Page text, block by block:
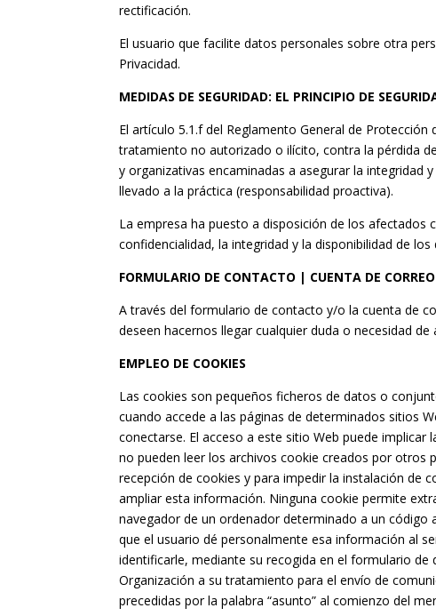
rectificación.
El usuario que facilite datos personales sobre otra
Privacidad.
MEDIDAS DE SEGURIDAD: EL PRINCIPIO DE
El artículo 5.1.f del Reglamento General de
tratamiento no autorizado o ilícito, contra la pérdida
y organizativas encaminadas a asegurar la integridad
llevado a la práctica (responsabilidad proactiva).
La empresa ha puesto a disposición de los afectados
confidencialidad, la integridad y la disponibilidad de
FORMULARIO DE CONTACTO | CUENTA DE
A través del formulario de contacto y/o la cuenta de
deseen hacernos llegar cualquier duda o necesidad
EMPLEO DE COOKIES
Las cookies son pequeños ficheros de datos o
cuando accede a las páginas de determinados sitios
conectarse. El acceso a este sitio Web puede
no pueden leer los archivos cookie creados por otros
recepción de cookies y para impedir la instalación de
ampliar esta información. Ninguna cookie permite
navegador de un ordenador determinado a un
que el usuario dé personalmente esa información al
identificarle, mediante su recogida en el formulario
Organización a su tratamiento para el envío de
precedidas por la palabra “asunto” al comienzo del